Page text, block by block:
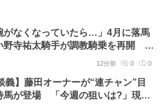
がなくなっていたら…」4月に落馬
野寺祐太騎手が調教騎乗を再開 壮
12分前 0 0
義】藤田オーナーが“連チャン”目
馬が登場 「今週の狙いは?」現場